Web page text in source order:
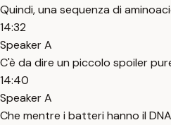
Quindi, una sequenza di
14:32
Speaker A
C'è da dire un piccolo spoiler
14:40
Speaker A
Che mentre i batteri hanno il